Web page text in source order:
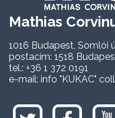
Mathias
1016 Budapest, Somlói
postacím: 1518
tel.: +36 1 372 0191
e-mail: info "KUKAC"